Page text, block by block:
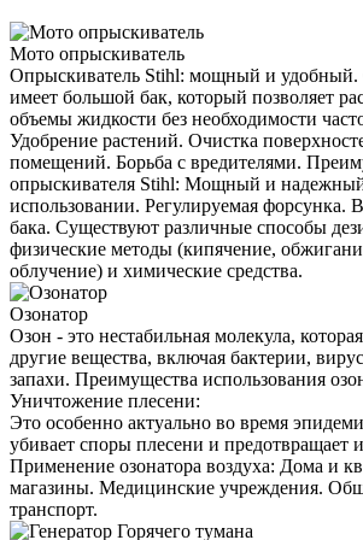
Мото опрыскиватель
Опрыскиватель Stihl: мощный и удобный.
имеет большой бак, который позволяет
объемы жидкости без необходимости
Удобрение растений. Очистка
помещений. Борьба с вредителями.
опрыскивателя Stihl: Мощный и
использовании. Регулируемая форсунка.
бака. Существуют различные способы
физические методы (кипячение,
облучение) и химические средства.
Озонатор
Озон - это нестабильная молекула,
другие вещества, включая бактерии,
запахи. Преимущества использования
Уничтожение плесени:
Это особенно актуально во время
убивает споры плесени и предотвращает
Применение озонатора воздуха: Дома и
магазины. Медицинские учреждения.
транспорт.